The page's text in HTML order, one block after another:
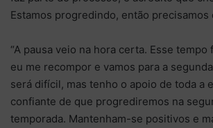
Estamos progredindo, então precisamos
“A pausa veio na hora certa. Esse
eu me recompor e vamos para a
será difícil, mas tenho o apoio de toda a
confiante de que progrediremos na
temporada. Mantenham-se positivos e